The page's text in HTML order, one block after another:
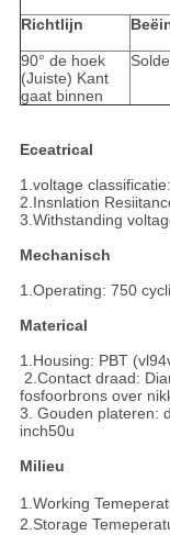
Richtlijn
90° de hoek
(Juiste) Kant
gaat binnen
Eceatrical
1.voltage
2.Insnlation
3.Withstanding
Mechanisch
1.Operating: 750
Materical
1.Housing: PBT
2.Contact draad:
fosfoorbrons over
3. Gouden plateren:
inch50u
Milieu
1.Working
2.Storage